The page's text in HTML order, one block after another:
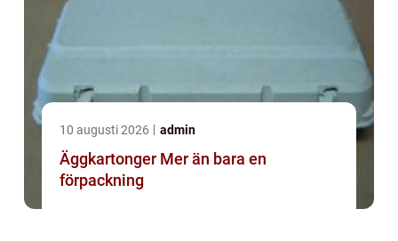
10 augusti 2026 admin
Äggkartonger Mer än bara en
förpackning